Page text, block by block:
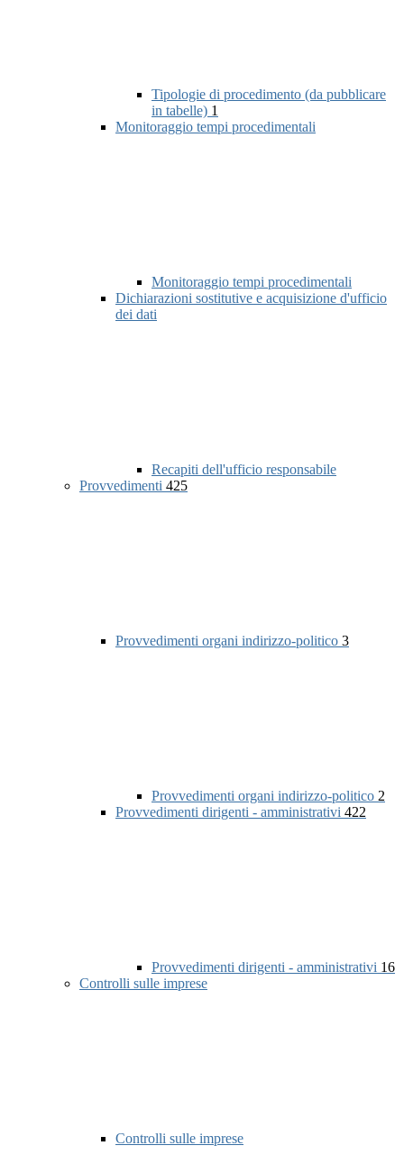
Tipologie di procedimento (da pubblicare
in tabelle) 1
Monitoraggio tempi procedimentali
Monitoraggio tempi procedimentali
Dichiarazioni sostitutive e acquisizione d'ufficio
dei dati
Recapiti dell'ufficio responsabile
Provvedimenti 425
Provvedimenti organi indirizzo-politico 3
Provvedimenti organi indirizzo-politico 2
Provvedimenti dirigenti - amministrativi 422
Provvedimenti dirigenti - amministrativi 16
Controlli sulle imprese
Controlli sulle imprese